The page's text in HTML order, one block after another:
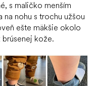
s maličko menším
nohu s trochu užšou
ešte mäkšie okolo
kože.